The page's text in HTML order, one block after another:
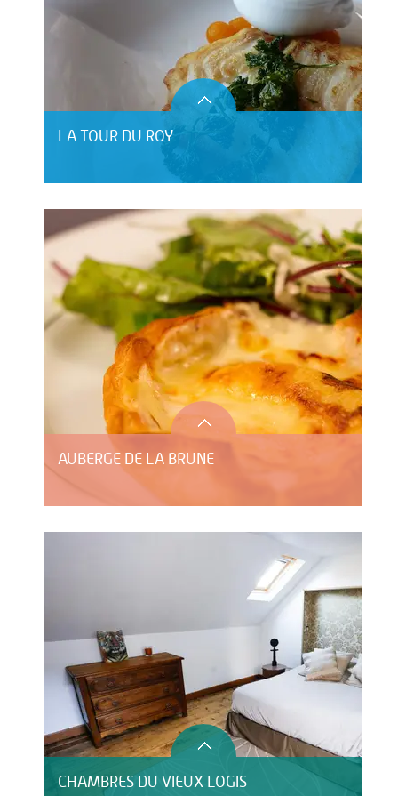
LA TOUR DU ROY
AUBERGE DE LA BRUNE
CHAMBRES DU VIEUX LOGIS